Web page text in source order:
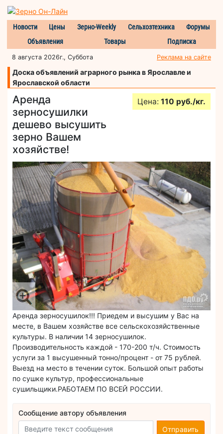
Новости Цены Зерно-Weekly Сельхозтехника
Форумы
Объявления
Товары Подписка
8 августа 2026г., Суббота Реклама на сайте
Доска объявлений аграрного рынка в Ярославле и
Ярославской области
Аренда
зерносушилки
дешево высушить
зерно Вашем
хозяйстве!
Цена: 110 руб./кг.
Аренда зерносушилок!!! Приедем и высушим у Вас на
месте, в Вашем хозяйстве все сельскохозяйственные
культуры. В наличии 14 зерносушилок.
Производительность каждой - 170-200 т/ч. Стоимость
услуги за 1 высушенный тонно/процент - от 75 рублей.
Выезд на место в течении суток. Большой опыт работы
по сушке культур, профессиональные
сушильщики.РАБОТАЕМ ПО ВСЕЙ РОССИИ.
Сообщение автору объявления
Отправить